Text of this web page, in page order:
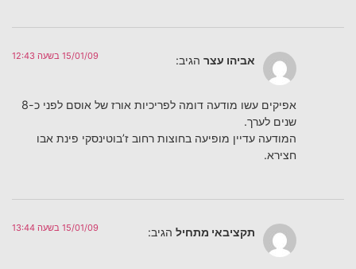
אביהו עצר הגיב: 15/01/09 בשעה 12:43
אפיקים עשו מודעה דומה לפריכיות אורז של אוסם לפני כ-8
שנים לערך.
המודעה עדיין מופיעה בחוצות רחוב ז’בוטינסקי פינת אבו
חצירא.
תקציבאי מתחיל הגיב: 15/01/09 בשעה 13:44